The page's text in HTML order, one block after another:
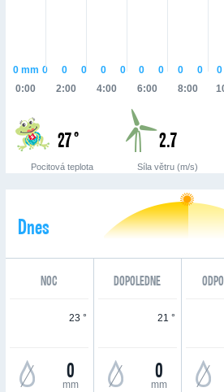
0:00 2:00 4:00 6:00 8:00
0mm 0 0 0 0 0 0 0 0 0 0
27 °
Pocitová teplota
2.7
Síla větru (m/s)
Dnes
NOC DOPOLEDNE
23 °
0
mm
21 °
0
mm